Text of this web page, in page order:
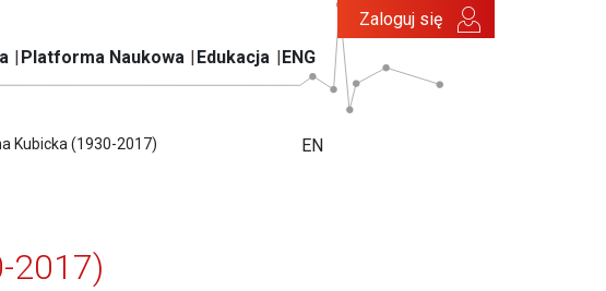
Platforma Naukowa Edukacja ENG
Zaloguj się
Kubicka (1930-2017) EN
2017)